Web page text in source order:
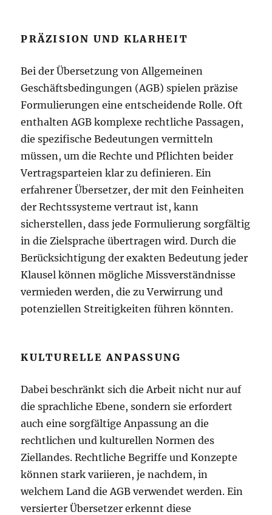
PRÄZISION UND KLARHEIT
Bei der Übersetzung von Allgemeinen
Geschäftsbedingungen (AGB) spielen präzise
Formulierungen eine entscheidende Rolle. Oft
enthalten AGB komplexe rechtliche Passagen,
die spezifische Bedeutungen vermitteln
müssen, um die Rechte und Pflichten beider
Vertragsparteien klar zu definieren. Ein
erfahrener Übersetzer, der mit den Feinheiten
der Rechtssysteme vertraut ist, kann
sicherstellen, dass jede Formulierung sorgfältig
in die Zielsprache übertragen wird. Durch die
Berücksichtigung der exakten Bedeutung jeder
Klausel können mögliche Missverständnisse
vermieden werden, die zu Verwirrung und
potenziellen Streitigkeiten führen könnten.
KULTURELLE ANPASSUNG
Dabei beschränkt sich die Arbeit nicht nur auf
die sprachliche Ebene, sondern sie erfordert
auch eine sorgfältige Anpassung an die
rechtlichen und kulturellen Normen des
Ziellandes. Rechtliche Begriffe und Konzepte
können stark variieren, je nachdem, in
welchem Land die AGB verwendet werden. Ein
versierter Übersetzer erkennt diese